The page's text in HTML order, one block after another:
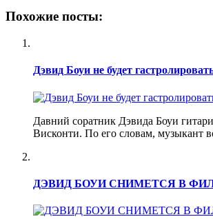
Похожие посты:
Дэвид Боуи не будет
Давний соратник Дэвида Боуи
Висконти. По его словам, музыкант
ДЭВИД БОУИ СНИМЕТСЯ В